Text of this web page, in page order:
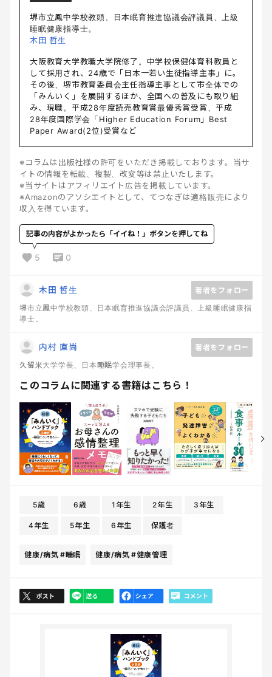
堺市立鳳中学校教頭、日本眠育推進協議会評議員、上級
睡眠健康指導士。
木田 哲生
大阪教育大学教職大学院修了。中学校保健体育科教員と
して採用され、24歳で「日本一若い生徒指導主事」に。
その後、堺市教育委員会主任指導主事として市全体での
「みんいく」を展開するほか、全国への普及にも取り組
み、現職。平成28年度読売教育賞最優秀賞受賞、平成
28年度国際学会「Higher Education Forum」Best
Paper Award(2位)受賞など
※コラムは出版社様の許可をいただき掲載しております。当サ
イトの情報を転載、複製、改変等は禁止いたします。
※当サイトはアフィリエイト広告を掲載しています。
※Amazonのアソシエイトとして、てつなぎは適格販売により
収入を得ています。
記事の内容がよかったら「イイね！」ボタンを押してね
5 0
木田 哲生
著者をフォロー
堺市立鳳中学校教頭、日本眠育推進協議会評議員、上級睡眠健康指
導士。
内村 直尚
著者をフォロー
久留米大学学長、日本睡眠学会理事長。
このコラムに関連する書籍はこちら！
5歳 6歳 1年生 2年生 3年生
4年生 5年生 6年生 保護者
健康/病気 #睡眠 健康/病気 #健康管理